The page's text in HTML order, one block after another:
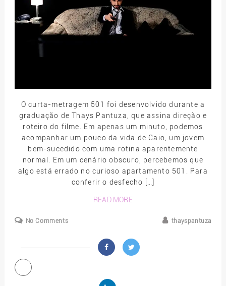
O curta-metragem 501 foi desenvolvido durante a
graduação de Thays Pantuza, que assina direção e
roteiro do filme. Em apenas um minuto, podemos
acompanhar um pouco da vida de Caio, um jovem
bem-sucedido com uma rotina aparentemente
normal. Em um cenário obscuro, percebemos que
algo está errado no curioso apartamento 501. Para
conferir o desfecho […]
READ MORE
No Comments thayspantuza